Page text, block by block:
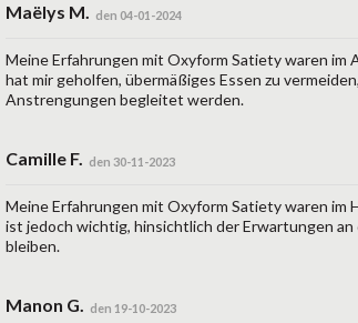
Maëlys M. den 04-01-2024
Meine Erfahrungen mit Oxyform Satiety waren im
hat mir geholfen, übermäßiges Essen zu
Anstrengungen begleitet werden.
Camille F. den 30-11-2023
Meine Erfahrungen mit Oxyform Satiety waren im
ist jedoch wichtig, hinsichtlich der Erwartungen
bleiben.
Manon G. den 19-10-2023